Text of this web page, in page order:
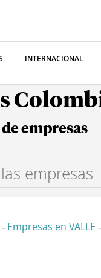
INTERNACIONAL
empresas
- Empresas en VALLE -